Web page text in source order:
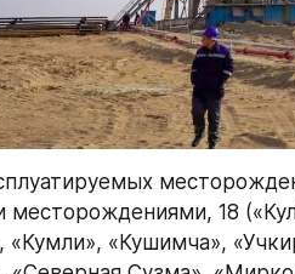
месторождениями, 18
«Кумли», «Кушимча»,